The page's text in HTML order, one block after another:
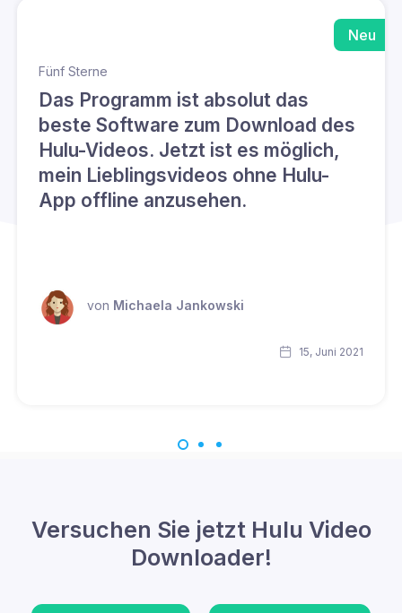
Neu
Fünf Sterne
Das Programm ist absolut das
beste Software zum Download des
Hulu-Videos. Jetzt ist es möglich,
mein Lieblingsvideos ohne Hulu-
App offline anzusehen.
von Michaela Jankowski
15, Juni 2021
Versuchen Sie jetzt Hulu Video
Downloader!